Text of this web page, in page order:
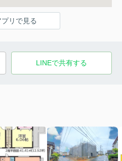
リで見る
LINEで共有する